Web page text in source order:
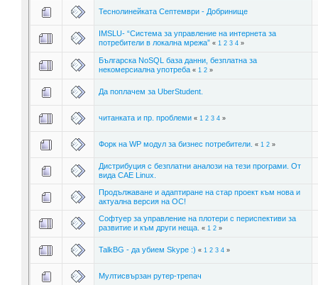
Теснолинейката Септември - Добринище
IMSLU- “Система за управление на интернета за
потребители в локална мрежа” « 1 2 3 4»
Българска NoSQL база данни, безплатна за
некомерсиална употреба « 1 2»
Да поплачем за UberStudent.
читанката и пр. проблеми « 1 2 3 4»
Форк на WP модул за бизнес потребители. « 1 2»
Дистрибуция с безплатни аналози на тези програми. От
вида CAE Linux.
Продължаване и адаптиране на стар проект към нова и
актуална версия на ОС!
Софтуер за управление на плотери с периспективи за
развитие и към други неща. « 1 2»
TalkBG - да убием Skype :) « 1 2 3 4»
Мултисвързан рутер-трепач